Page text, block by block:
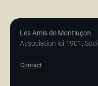
Les Amis de Montluçon
Association loi 1901,
Contact